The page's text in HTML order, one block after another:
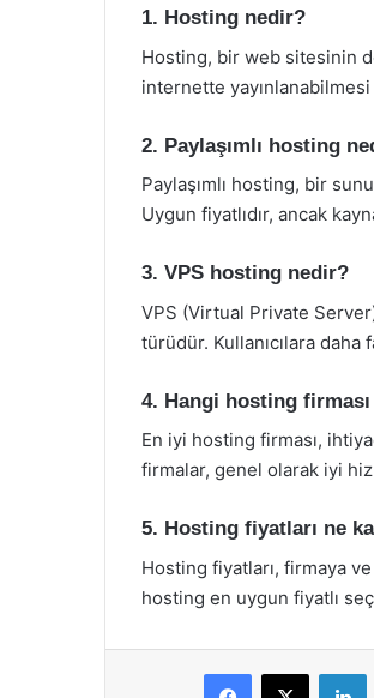
1. Hosting nedir?
Hosting, bir web sitesinin
internette
2. Paylaşımlı hosting
Paylaşımlı hosting, bir
Uygun fiyatlıdır, ancak
3. VPS hosting nedir?
VPS (Virtual Private
türüdür. Kullanıcılara
4. Hangi hosting
En iyi hosting firması,
firmalar, genel olarak iyi
5. Hosting fiyatları ne
Hosting fiyatları, firmaya
hosting en uygun fiyatlı
Facebook
X